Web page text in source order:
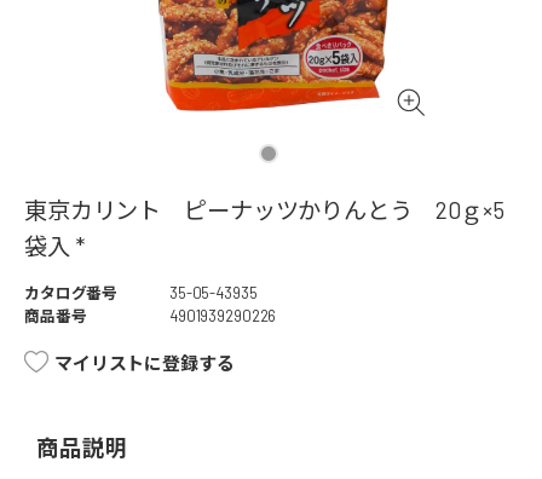
東京カリント ピーナッツかりんとう 20ｇ×5
袋入 *
カタログ番号
35-05-43935
商品番号
4901939290226
マイリストに登録する
商品説明